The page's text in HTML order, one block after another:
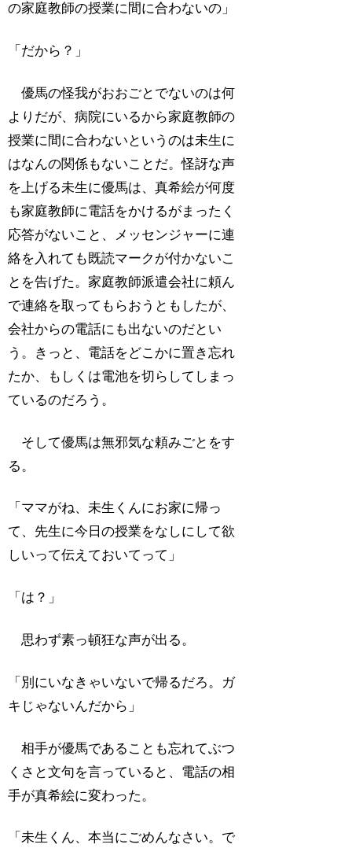
の家庭教師の授業に間に合わないの」
「だから？」
優馬の怪我がおおごとでないのは何
よりだが、病院にいるから家庭教師の
授業に間に合わないというのは未生に
はなんの関係もないことだ。怪訝な声
を上げる未生に優馬は、真希絵が何度
も家庭教師に電話をかけるがまったく
応答がないこと、メッセンジャーに連
絡を入れても既読マークが付かないこ
とを告げた。家庭教師派遣会社に頼ん
で連絡を取ってもらおうともしたが、
会社からの電話にも出ないのだとい
う。きっと、電話をどこかに置き忘れ
たか、もしくは電池を切らしてしまっ
ているのだろう。
そして優馬は無邪気な頼みごとをす
る。
「ママがね、未生くんにお家に帰っ
て、先生に今日の授業をなしにして欲
しいって伝えておいてって」
「は？」
思わず素っ頓狂な声が出る。
「別にいなきゃいないで帰るだろ。ガ
キじゃないんだから」
相手が優馬であることも忘れてぶつ
くさと文句を言っていると、電話の相
手が真希絵に変わった。
「未生くん、本当にごめんなさい。で